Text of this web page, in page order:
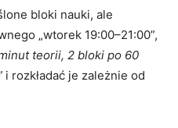
bloki nauki, ale
„wtorek 19:00–21:00”,
teorii, 2 bloki po 60
i rozkładać je zależnie od